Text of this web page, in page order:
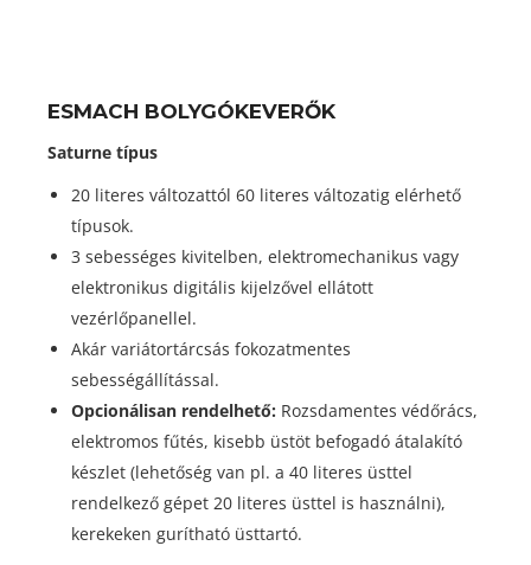
ESMACH BOLYGÓKEVERŐK
Saturne típus
20 literes változattól 60 literes változatig elérhető
típusok.
3 sebességes kivitelben, elektromechanikus vagy
elektronikus digitális kijelzővel ellátott
vezérlőpanellel.
Akár variátortárcsás fokozatmentes
sebességállítással.
Opcionálisan rendelhető: Rozsdamentes védőrács,
elektromos fűtés, kisebb üstöt befogadó átalakító
készlet (lehetőség van pl. a 40 literes üsttel
rendelkező gépet 20 literes üsttel is használni),
kerekeken gurítható üsttartó.